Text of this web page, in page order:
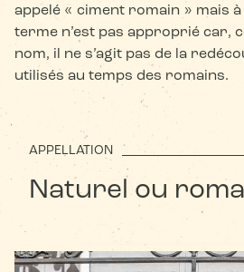
appelé « ciment romain » mais
terme n’est pas approprié car,
nom, il ne s’agit pas de la
utilisés au temps des romains.
APPELLATION
Naturel ou